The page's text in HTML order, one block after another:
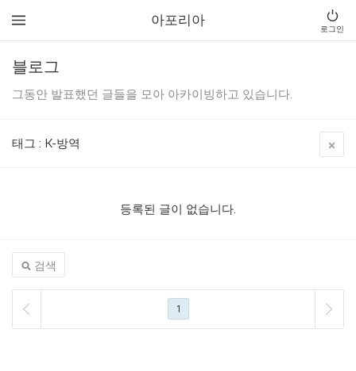
아포리아 로그인
블로그
그동안 발표했던 글들을 모아 아카이빙하고 있습니다.
태그 : K-방역
등록된 글이 없습니다.
검색
1